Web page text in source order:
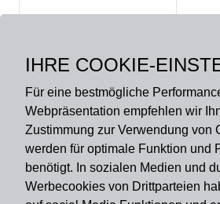
IHRE COOKIE-
Für eine bestmögliche
Webpräsentation empfehlen wir
Zustimmung zur Verwendung von
werden für optimale Funktion und
benötigt. In sozialen Medien und
Werbecookies von Drittparteien
40 x 80 cm, 80 x 80 cm
Zahlungsart